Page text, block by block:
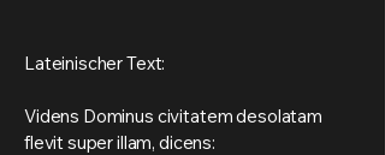
Lateinischer Text:
Videns Dominus civitatem desolatam
flevit super illam, dicens: